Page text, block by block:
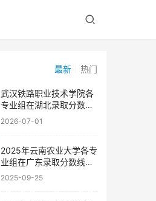
最新 热门
武汉铁路职业技术学院各
专业组在湖北录取分数线
及选科要求
2026-07-01
2025年云南农业大学各专
业组在广东录取分数线及
位次
2025-09-25